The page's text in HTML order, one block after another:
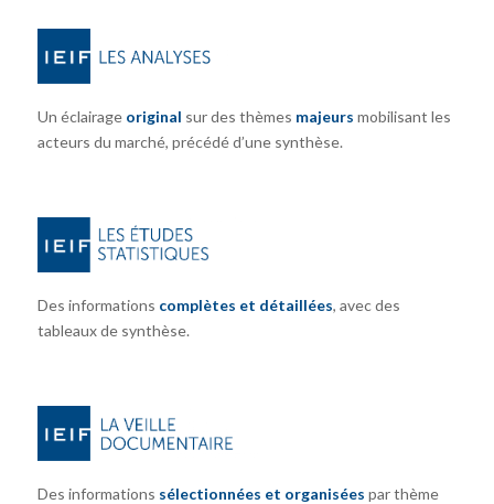
Un éclairage original sur des thèmes majeurs mobilisant les
acteurs du marché, précédé d’une synthèse.
Des informations complètes et détaillées, avec des
tableaux de synthèse.
Des informations sélectionnées et organisées par thème